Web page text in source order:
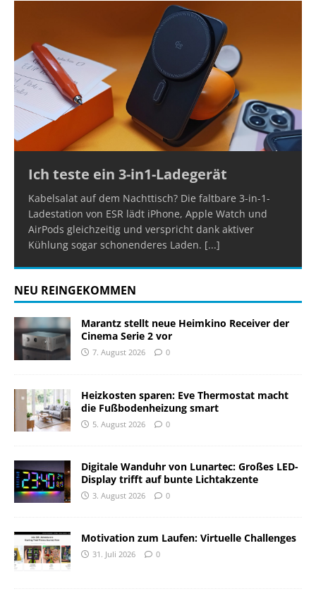
Ich teste ein 3-in1-Ladegerät
Kabelsalat auf dem Nachttisch? Die faltbare 3-in-1-
Ladestation von ESR lädt iPhone, Apple Watch und
AirPods gleichzeitig und verspricht dank aktiver
Kühlung sogar schonenderes Laden. [...]
NEU REINGEKOMMEN
Marantz stellt neue Heimkino Receiver der
Cinema Serie 2 vor
7. August 2026 0
Heizkosten sparen: Eve Thermostat macht
die Fußbodenheizung smart
5. August 2026 0
Digitale Wanduhr von Lunartec: Großes LED-
Display trifft auf bunte Lichtakzente
3. August 2026 0
Motivation zum Laufen: Virtuelle Challenges
31. Juli 2026 0